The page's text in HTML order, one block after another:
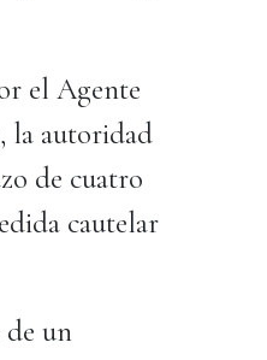
el Agente
la autoridad
de cuatro
cautelar
un